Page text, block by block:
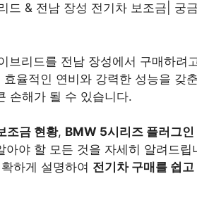
드 & 전남 장성 전기차 보조금| 궁
리드를 전남 장성에서 구매하려
효율적인 연비와 강력한 성능을 갖
손해가 될 수 있습니다.
조금 현황, BMW 5시리즈 플러그인
아야 할 모든 것을 자세히 알려드립
하게 설명하여 전기차 구매를 쉽고